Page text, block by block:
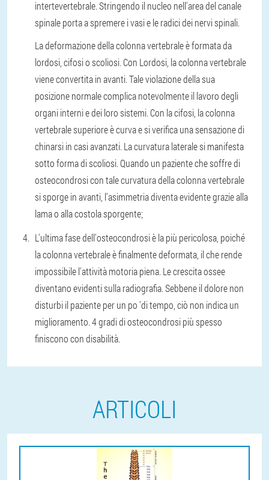
intertevertebrale. Stringendo il nucleo nell'area del canale
spinale porta a spremere i vasi e le radici dei nervi spinali.
La deformazione della colonna vertebrale è formata da
lordosi, cifosi o scoliosi. Con Lordosi, la colonna vertebrale
viene convertita in avanti. Tale violazione della sua
posizione normale complica notevolmente il lavoro degli
organi interni e dei loro sistemi. Con la cifosi, la colonna
vertebrale superiore è curva e si verifica una sensazione di
chinarsi in casi avanzati. La curvatura laterale si manifesta
sotto forma di scoliosi. Quando un paziente che soffre di
osteocondrosi con tale curvatura della colonna vertebrale
si sporge in avanti, l'asimmetria diventa evidente grazie alla
lama o alla costola sporgente;
L'ultima fase dell'osteocondrosi è la più pericolosa, poiché
la colonna vertebrale è finalmente deformata, il che rende
impossibile l'attività motoria piena. Le crescita ossee
diventano evidenti sulla radiografia. Sebbene il dolore non
disturbi il paziente per un po 'di tempo, ciò non indica un
miglioramento. 4 gradi di osteocondrosi più spesso
finiscono con disabilità.
ARTICOLI